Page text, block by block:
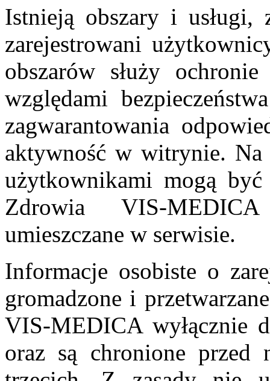
Istnieją obszary i
zarejestrowani
obszarów służy
względami
zagwarantowania
aktywność w witrynie. Na
użytkownikami mogą
Zdrowia VIS-
umieszczane w serwisie.
Informacje osobiste o
gromadzone i
VIS-MEDICA wyłącznie
oraz są chronione przed